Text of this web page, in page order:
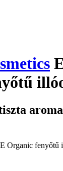
Organic fenyőtű